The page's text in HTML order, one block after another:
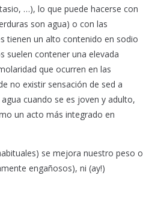
…), lo que puede hacerse con
son agua) o con las
tienen un alto contenido en sodio
suelen contener una elevada
que ocurren en las
no existir sensación de sed a
cuando se es joven y adulto,
un acto más integrado en
se mejora nuestro peso o
engañosos), ni (ay!)